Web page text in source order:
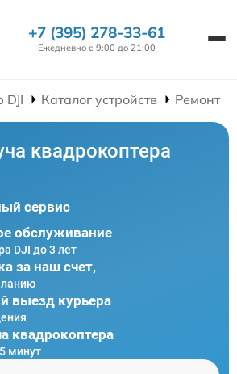
+7 (395) 278-33-61
Ежедневно с 9:00 до 21:00
Каталог устройств Ремонт
квадрокоптера
сервис
обслуживание
DJI до 3 лет
за наш счет,
выезд курьера
квадрокоптера
минут